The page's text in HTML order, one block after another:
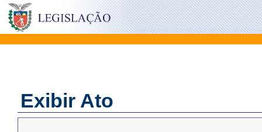
Exibir Ato